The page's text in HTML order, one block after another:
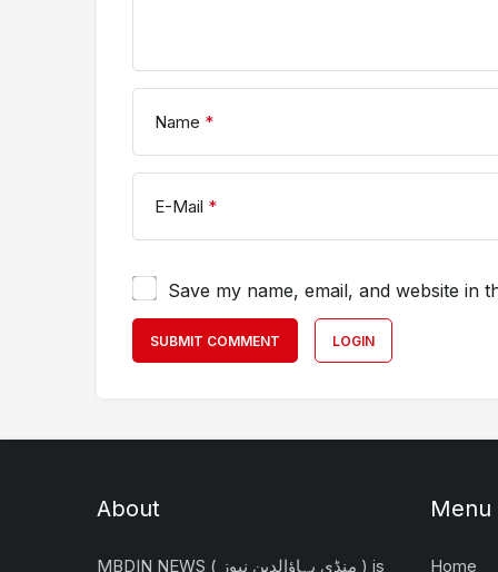
Name *
E-Mail *
Save my name, email, and website in
SUBMIT COMMENT LOGIN
About
MBDIN NEWS ( منڈی بہاؤالدین نیوز ) is
Menu
Home